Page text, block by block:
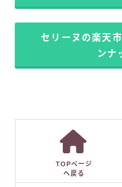
セリーヌの楽天
ンナ
TOPページ
へ戻る